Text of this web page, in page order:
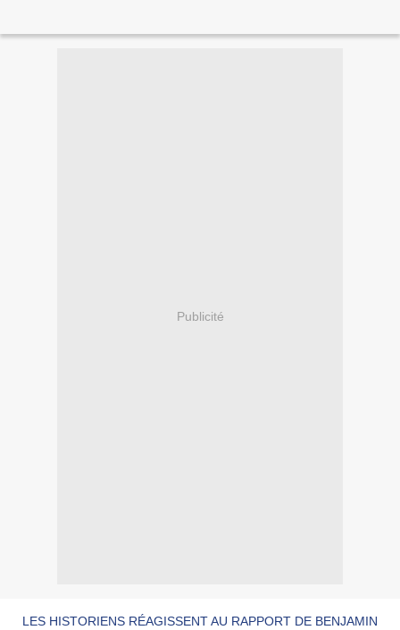
Publicité
LES HISTORIENS RÉAGISSENT AU RAPPORT DE BENJAMIN